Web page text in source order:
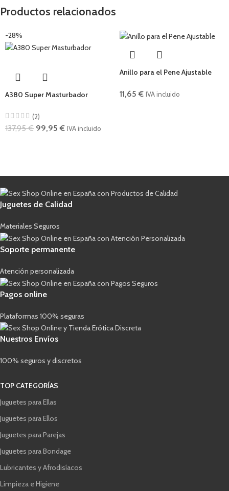
Productos relacionados
-28%
A380 Super Masturbador
(2)
137,95€ 99,95€ IVA incluido
Anillo para el Pene Ajustable
11,65€ IVA incluido
Juguetes de Calidad
Materiales Seguros
Soporte permanente
Atención personalizada
Pagos online
Plataformas 100% seguras
Nuestros Envíos
100% seguros y discretos
TOP CATEGORÍAS
Juguetes para Ellas
Juguetes para Ellos
Juguetes para Parejas
Juguetes para Bondage
Lubricantes y Afrodisíacos
Limpieza e Higiene